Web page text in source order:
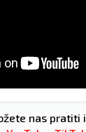
nas pratiti